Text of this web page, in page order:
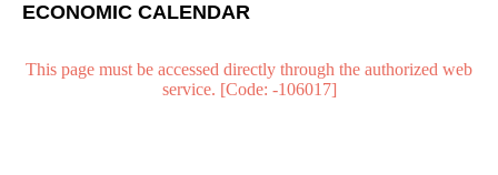
ECONOMIC CALENDAR